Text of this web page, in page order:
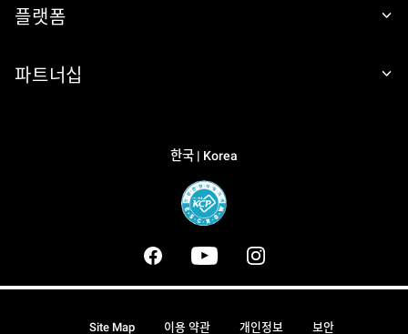
플랫폼
파트너십
한국 | Korea
Site Map 이용 약관 개인정보 보안